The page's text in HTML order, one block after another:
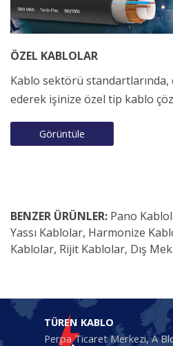
ÖZEL KABLOLAR
Kablo sektörü
ederek işinize özel tip kablo
Görüntüle
BENZER ÜRÜNLER: Pano
Yassı Kablolar, Harmonize
Kablolar, Rijit Kablolar, Dış
TÜREN KABLO
Perpa Ticaret Merkezi, A